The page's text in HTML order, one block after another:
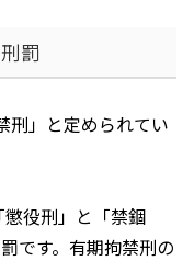
罰
刑」と定められてい
役刑」と「禁錮
です。有期拘禁刑の